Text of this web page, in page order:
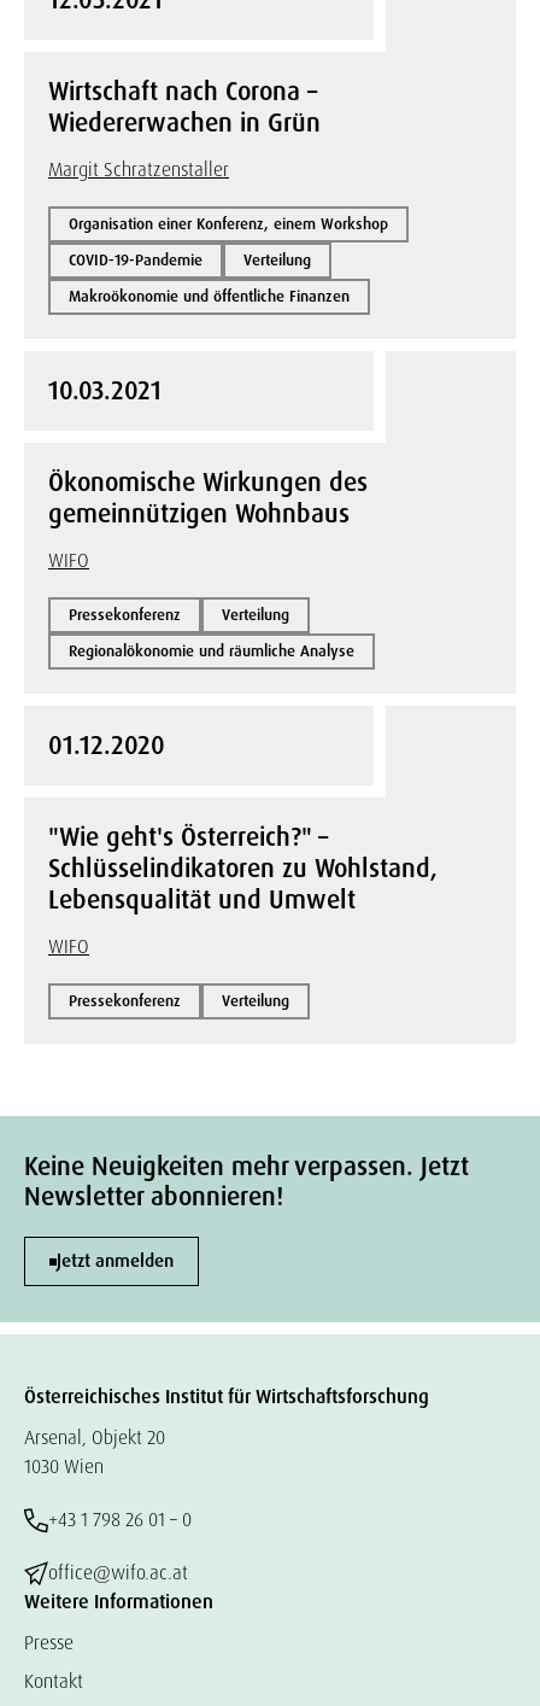
Wirtschaft nach Corona –
Wiedererwachen in Grün
Margit Schratzenstaller
Organisation einer Konferenz, einem Workshop
COVID-19-Pandemie
Verteilung
Makroökonomie und öffentliche Finanzen
10.03.2021
Ökonomische Wirkungen des
gemeinnützigen Wohnbaus
WIFO
Pressekonferenz
Verteilung
Regionalökonomie und räumliche Analyse
01.12.2020
"Wie geht's Österreich?" –
Schlüsselindikatoren zu Wohlstand,
Lebensqualität und Umwelt
WIFO
Pressekonferenz Verteilung
Keine Neuigkeiten mehr verpassen. Jetzt
Newsletter abonnieren!
Jetzt anmelden
Österreichisches Institut für Wirtschaftsforschung
Arsenal, Objekt 20
1030 Wien
+43 1 798 26 01 – 0
office@wifo.ac.at
Weitere Informationen
Presse
Kontakt